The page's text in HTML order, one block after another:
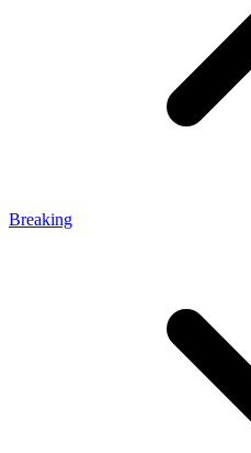
Breaking